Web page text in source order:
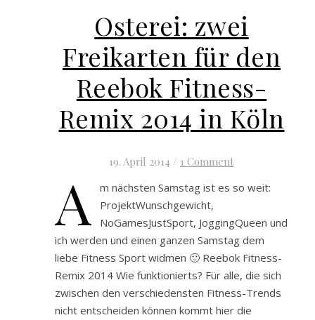
Osterei: zwei
Freikarten für den
Reebok Fitness-
Remix 2014 in Köln
19. April 2014 / 1 Comment
A
m nächsten Samstag ist es so weit:
ProjektWunschgewicht,
NoGamesJustSport, JoggingQueen und
ich werden und einen ganzen Samstag dem
liebe Fitness Sport widmen 🙂 Reebok Fitness-
Remix 2014 Wie funktionierts? Für alle, die sich
zwischen den verschiedensten Fitness-Trends
nicht entscheiden können kommt hier die